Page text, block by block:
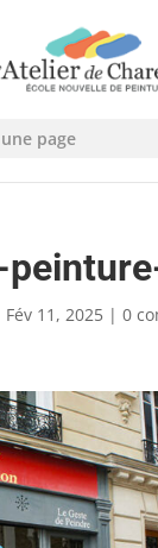
page
Fév 11, 2025| 0